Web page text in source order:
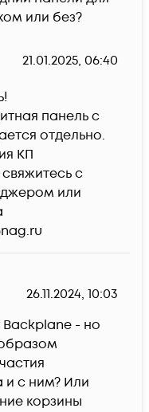
или без?
21.01.2025, 06:40
панель с
отдельно.
КП
с
или
26.11.2024, 10:03
Backplane - но
и с ним? Или
корзины